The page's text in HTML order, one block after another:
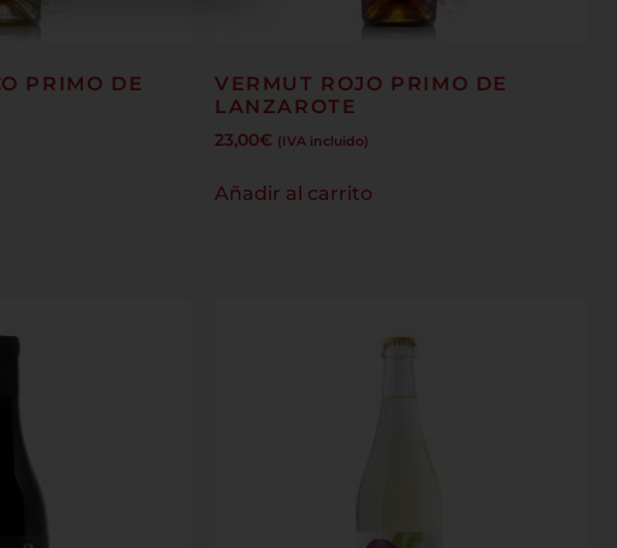
PRIMO DE
VERMUT ROJO PRIMO DE
LANZAROTE
23,00€ (IVA incluido)
Añadir al carrito